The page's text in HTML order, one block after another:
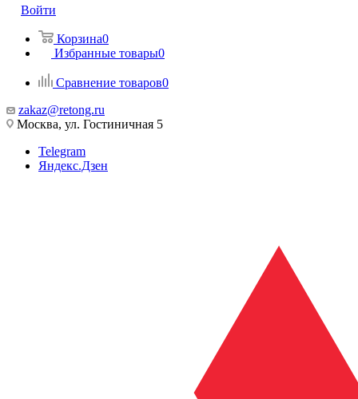
Войти
Корзина0
Избранные товары0
Сравнение товаров0
zakaz@retong.ru
Москва, ул. Гостиничная 5
Telegram
Яндекс.Дзен